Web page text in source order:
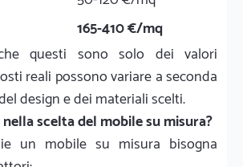
165-410 €/mq
questi sono solo dei valori
reali possono variare a seconda
design e dei materiali scelti.
scelta del mobile su misura?
un mobile su misura bisogna